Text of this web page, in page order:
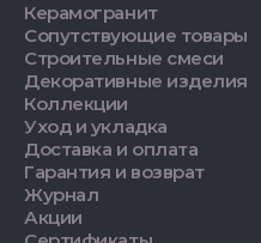
Керамогранит
Сопутствующие товары
Строительные смеси
Декоративные изделия
Коллекции
Уход и укладка
Доставка и оплата
Гарантия и возврат
Журнал
Акции